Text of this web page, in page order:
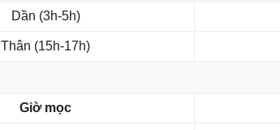
Dần (3h-5h)
Thân (15h-17h)
Giờ mọc